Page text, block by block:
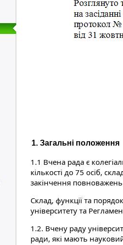
1. Загальні положення
1.1 Вчена рада є
кількості до 75 осіб,
закінчення
Склад, функції та
університету та
1.2. Вчену раду
ради, які мають